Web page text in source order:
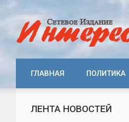
ГЛАВНАЯ ПОЛИТИКА
ЛЕНТА НОВОСТЕЙ